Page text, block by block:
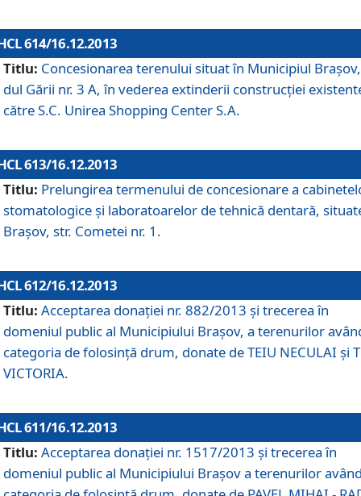
614/16.12.2013
Titlu: Concesionarea terenului situat în Municipiul
dul Gării nr. 3 A, în vederea extinderii construcţiei
către S.C. Unirea Shopping Center S.A.
613/16.12.2013
Titlu: Prelungirea termenului de concesionare a
stomatologice şi laboratoarelor de tehnică dentară,
Braşov, str. Cometei nr. 1.
612/16.12.2013
Titlu: Acceptarea donaţiei nr. 882/2013 şi trecerea în
domeniul public al Municipiului Braşov, a terenurilor
categoria de folosinţă drum, donate de TEIU NECULAI şi
VICTORIA.
611/16.12.2013
Titlu: Acceptarea donaţiei nr. 1517/2013 şi trecerea în
domeniul public al Municipiului Braşov a terenurilor